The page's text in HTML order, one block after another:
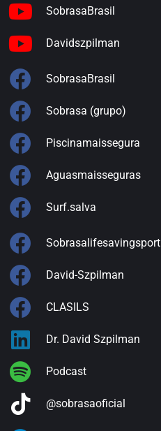
SobrasaBrasil
Davidszpilman
SobrasaBrasil
Sobrasa (grupo)
Piscinamaissegura
Aguasmaisseguras
Surf.salva
Sobrasalifesavingsport
David-Szpilman
CLASILS
Dr. David Szpilman
Podcast
@sobrasaoficial